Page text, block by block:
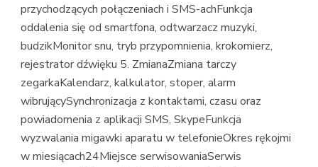
przychodzących połączeniach i SMS-achFunkcja
oddalenia się od smartfona, odtwarzacz muzyki,
budzikMonitor snu, tryb przypomnienia, krokomierz,
rejestrator dźwięku 5. ZmianaZmiana tarczy
zegarkaKalendarz, kalkulator, stoper, alarm
wibrującySynchronizacja z kontaktami, czasu oraz
powiadomenia z aplikacji SMS, SkypeFunkcja
wyzwalania migawki aparatu w telefonieOkres rękojmi
w miesiącach24Miejsce serwisowaniaSerwis